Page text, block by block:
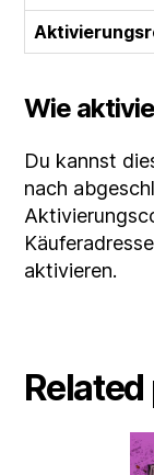
Wie
Du kannst
nach
aktivieren.